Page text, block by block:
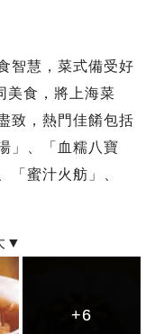
智慧，菜式備受好
美食，將上海菜
致，熱門佳餚包括
」、「血糯八寶
「蜜汁火舫」、
+6
+6
+6